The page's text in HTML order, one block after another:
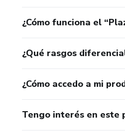
¿Cómo funciona el
¿Qué rasgos
¿Cómo accedo a mi
Tengo interés en este